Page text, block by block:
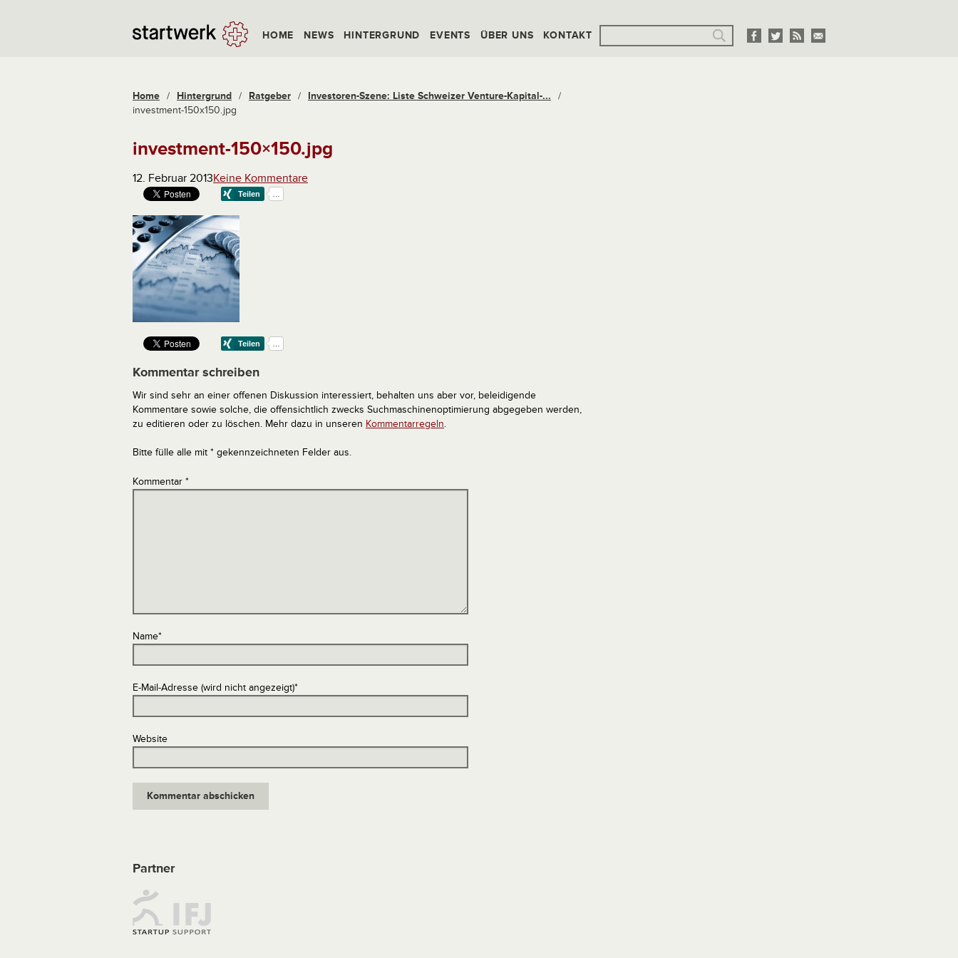
HOME NEWS HINTERGRUND EVENTS ÜBER UNS KONTAKT
Home / Hintergrund / Ratgeber / Investoren-Szene: Liste Schweizer Venture-Kapital-...
/
investment-150x150.jpg
investment-150×150.jpg
12. Februar 2013Keine Kommentare
Kommentar schreiben
Wir sind sehr an einer offenen Diskussion interessiert, behalten uns aber vor, beleidigende
Kommentare sowie solche, die offensichtlich zwecks Suchmaschinenoptimierung abgegeben werden,
zu editieren oder zu löschen. Mehr dazu in unseren Kommentarregeln.
Bitte fülle alle mit * gekennzeichneten Felder aus.
Kommentar *
Name*
E-Mail-Adresse (wird nicht angezeigt)*
Website
Partner